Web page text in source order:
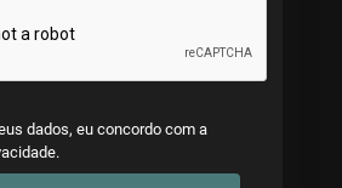
dados, eu concordo com a
.